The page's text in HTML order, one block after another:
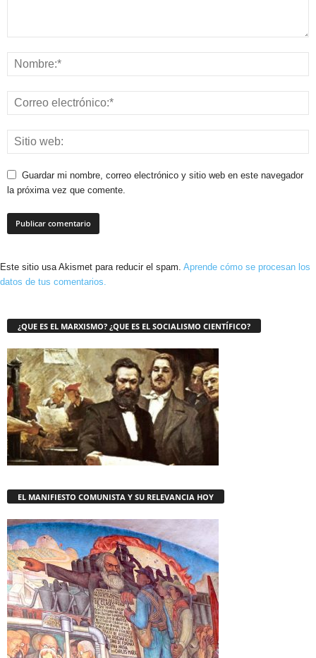
Guardar mi nombre, correo electrónico y sitio web en este navegador
la próxima vez que comente.
Este sitio usa Akismet para reducir el spam. Aprende cómo se procesan los
datos de tus comentarios.
¿QUE ES EL MARXISMO? ¿QUE ES EL SOCIALISMO CIENTÍFICO?
EL MANIFIESTO COMUNISTA Y SU RELEVANCIA HOY